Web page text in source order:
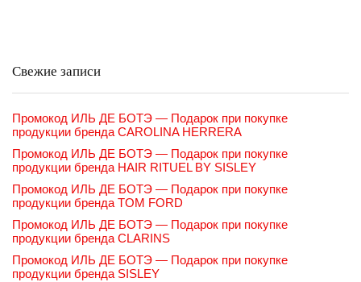
Свежие записи
Промокод ИЛЬ ДЕ БОТЭ — Подарок при покупке
продукции бренда CAROLINA HERRERA
Промокод ИЛЬ ДЕ БОТЭ — Подарок при покупке
продукции бренда HAIR RITUEL BY SISLEY
Промокод ИЛЬ ДЕ БОТЭ — Подарок при покупке
продукции бренда TOM FORD
Промокод ИЛЬ ДЕ БОТЭ — Подарок при покупке
продукции бренда CLARINS
Промокод ИЛЬ ДЕ БОТЭ — Подарок при покупке
продукции бренда SISLEY